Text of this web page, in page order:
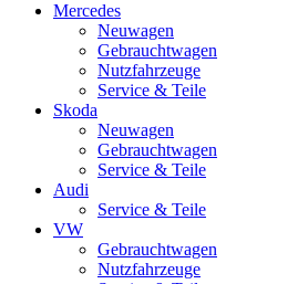
Mercedes
Neuwagen
Gebrauchtwagen
Nutzfahrzeuge
Service & Teile
Skoda
Neuwagen
Gebrauchtwagen
Service & Teile
Audi
Service & Teile
VW
Gebrauchtwagen
Nutzfahrzeuge